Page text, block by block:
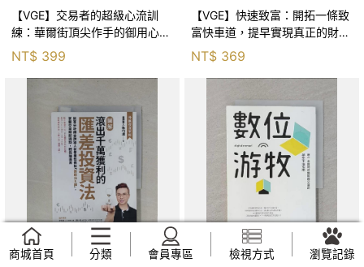
【VGE】交易者的超級心流訓
練：華爾街頂尖作手的御用心理
師，教你在躺椅上重建贏家心
態，直線提升投資績效！_布瑞
特．史丁巴格, 林奕伶
NT$ 399
【VGE】快速致富：開拓一條致
富快車道，提早實現真正的財務
自由_MJ‧狄馬哥
NT$ 369
商城首頁 分類 會員專區 檢視方式 瀏覽記錄